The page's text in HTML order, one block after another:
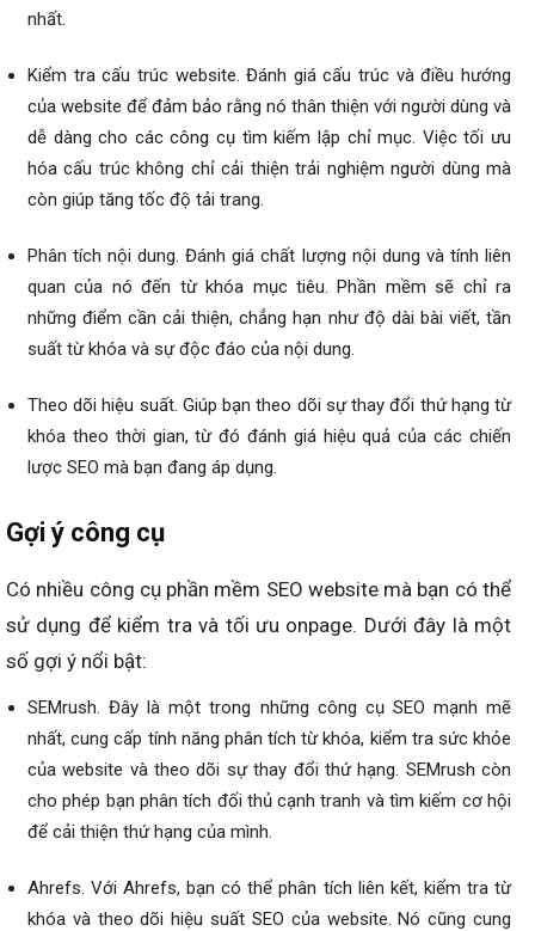
nhất.
Kiểm tra cấu trúc website. Đánh giá cấu trúc và điều hướng
của website để đảm bảo rằng nó thân thiện với người dùng và
dễ dàng cho các công cụ tìm kiếm lập chỉ mục. Việc tối ưu
hóa cấu trúc không chỉ cải thiện trải nghiệm người dùng mà
còn giúp tăng tốc độ tải trang.
Phân tích nội dung. Đánh giá chất lượng nội dung và tính liên
quan của nó đến từ khóa mục tiêu. Phần mềm sẽ chỉ ra
những điểm cần cải thiện, chẳng hạn như độ dài bài viết, tần
suất từ khóa và sự độc đáo của nội dung.
Theo dõi hiệu suất. Giúp bạn theo dõi sự thay đổi thứ hạng từ
khóa theo thời gian, từ đó đánh giá hiệu quả của các chiến
lược SEO mà bạn đang áp dụng.
Gợi ý công cụ
Có nhiều công cụ phần mềm SEO website mà bạn có thể
sử dụng để kiểm tra và tối ưu onpage. Dưới đây là một
số gợi ý nổi bật:
SEMrush. Đây là một trong những công cụ SEO mạnh mẽ
nhất, cung cấp tính năng phân tích từ khóa, kiểm tra sức khỏe
của website và theo dõi sự thay đổi thứ hạng. SEMrush còn
cho phép bạn phân tích đối thủ cạnh tranh và tìm kiếm cơ hội
để cải thiện thứ hạng của mình.
Ahrefs. Với Ahrefs, bạn có thể phân tích liên kết, kiểm tra từ
khóa và theo dõi hiệu suất SEO của website. Nó cũng cung